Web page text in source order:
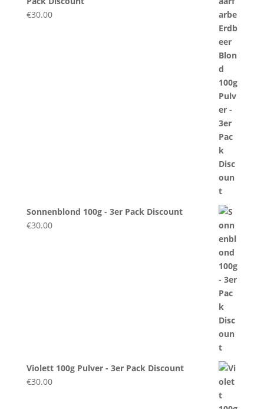
€30.00
Sonnenblond 100g - 3er Pack Discount
€30.00
Violett 100g Pulver - 3er Pack Discount
€30.00